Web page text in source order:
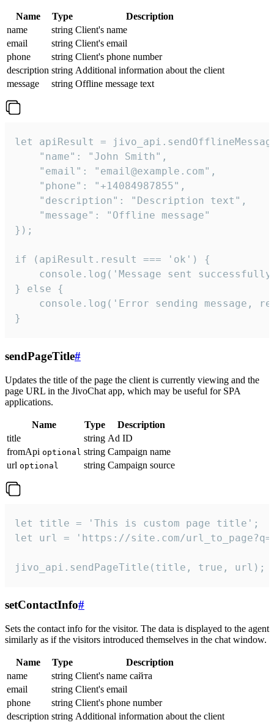
Name Type
Description
name
string Client's name
email
string Client's email
phone
string Client's phone number
description string Additional information about the client
message
string Offline message text
let apiResult =
    "name": "John Smith",
    "email": "email@example.com",
    "phone": "+14084987855",
    "description": "Description text",
    "message": "Offline message"
});
if (apiResult.result === 'ok') {
console.log('Message sent
} else {
console.log('Error sending message,
}
sendPageTitle#
Updates the title of the page the client is currently viewing and the
page URL in the JivoChat app, which may be useful for SPA
applications.
Name Type
Description
title
string Ad ID
fromApi optional string Campaign name
url optional string Campaign source
let title = 'This is custom page title';
let url = 'https://site.com/
jivo_api.sendPageTitle(title, true, url);
setContactInfo#
Sets the contact info for the visitor. The data is displayed to the agent
similarly as if the visitors introduced themselves in the chat window.
Name Type
Description
name
string Client's name сайта
email
string Client's email
phone
string Client's phone number
description string Additional information about the client